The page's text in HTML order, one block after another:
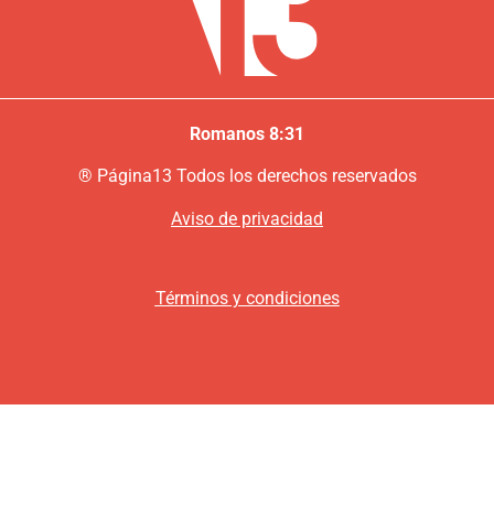
Romanos 8:31
® Página13 Todos los derechos reservados
Aviso de privacidad
Términos y condiciones